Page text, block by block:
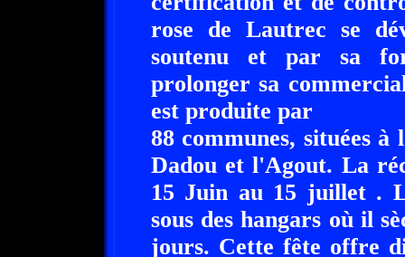
rose de Lautrec se
soutenu et par sa
prolonger sa
est produite par
88 communes, situées
Dadou et l'Agout. La
15 Juin au 15 juillet .
sous des hangars où il
jours. Cette fête offre